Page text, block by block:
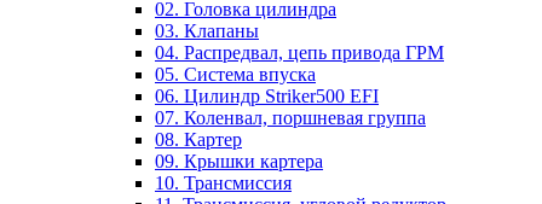
02. Головка цилиндра
03. Клапаны
04. Распредвал, цепь привода ГРМ
05. Система впуска
06. Цилиндр Striker500 EFI
07. Коленвал, поршневая группа
08. Картер
09. Крышки картера
10. Трансмиссия